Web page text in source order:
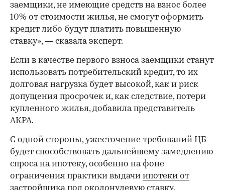
заемщики, не имеющие средств на взнос более
10% от стоимости жилья, не смогут оформить
кредит либо будут платить повышенную
ставку», — сказала эксперт.
Если в качестве первого взноса заемщики станут
использовать потребительский кредит, то их
долговая нагрузка будет высокой, как и риск
допущения просрочек и, как следствие, потери
купленного жилья, добавила представитель
АКРА.
С одной стороны, ужесточение требований ЦБ
будет способствовать дальнейшему замедлению
спроса на ипотеку, особенно на фоне
ограничения практики выдачи ипотеки от
застройщика под околонулевую ставку,